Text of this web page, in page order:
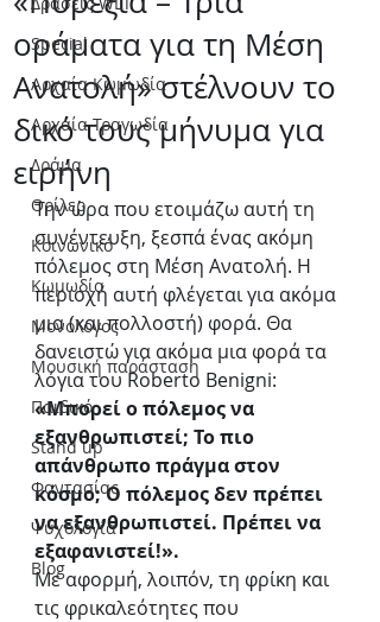
Special
Αρχαία Κωμωδία
Αρχαία Τραγωδία
Δράμα
Θρίλερ
Κοινωνικό
Κωμωδία
Μονόλογος
Μουσική παράσταση
Παιδικό
Stand up
Φαντασίας
Ψυχολογία
Blog
οράματα για τη Μέση
Ανατολή» στέλνουν το
δικό τους μήνυμα για
ειρήνη
Την ώρα που ετοιμάζω αυτή τη
συνέντευξη, ξεσπά ένας ακόμη
πόλεμος στη Μέση Ανατολή. Η
περιοχή αυτή φλέγεται για ακόμα
μια (και πολλοστή) φορά. Θα
δανειστώ για ακόμα μια φορά τα
λόγια του Roberto Benigni:
«Μπορεί ο πόλεμος να
εξανθρωπιστεί; Το πιο
απάνθρωπο πράγμα στον
κόσμο; Ο πόλεμος δεν πρέπει
να εξανθρωπιστεί. Πρέπει να
εξαφανιστεί!».
Με αφορμή, λοιπόν, τη φρίκη και
τις φρικαλεότητες που